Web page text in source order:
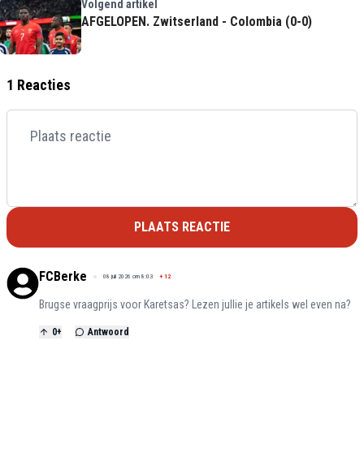
Volgend artikel
AFGELOPEN. Zwitserland - Colombia (0-0)
1 Reacties
PLAATS REACTIE
FCBerke 08 juli 2026 om 8:03 + 12
Brugse vraagprijs voor Karetsas? Lezen jullie je artikels wel even na?
0+ Antwoord